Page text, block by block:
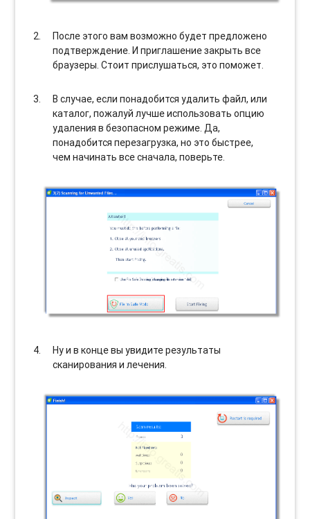
После этого вам возможно будет предложено
подтверждение. И приглашение закрыть все
браузеры. Стоит прислушаться, это поможет.
В случае, если понадобится удалить файл, или
каталог, пожалуй лучше использовать опцию
удаления в безопасном режиме. Да,
понадобится перезагрузка, но это быстрее,
чем начинать все сначала, поверьте.
Ну и в конце вы увидите результаты
сканирования и лечения.